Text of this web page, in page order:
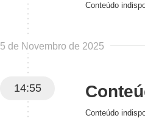
Conteúdo
5 de Novembro de 2025
14:55
Conteúdo